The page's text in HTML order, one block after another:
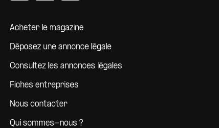
Pied de page
Acheter le magazine
Déposez une annonce légale
Consultez les annonces légales
Fiches entreprises
Nous contacter
Qui sommes-nous ?